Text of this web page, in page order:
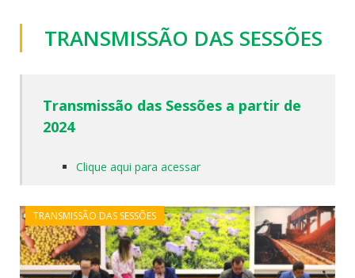
TRANSMISSÃO DAS SESSÕES
Transmissão das Sessões a partir de
2024
Clique aqui para acessar
TRANSMISSÃO DAS SESSÕES